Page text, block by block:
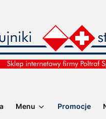
Menu Promocje